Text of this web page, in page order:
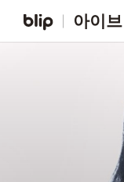
아이브